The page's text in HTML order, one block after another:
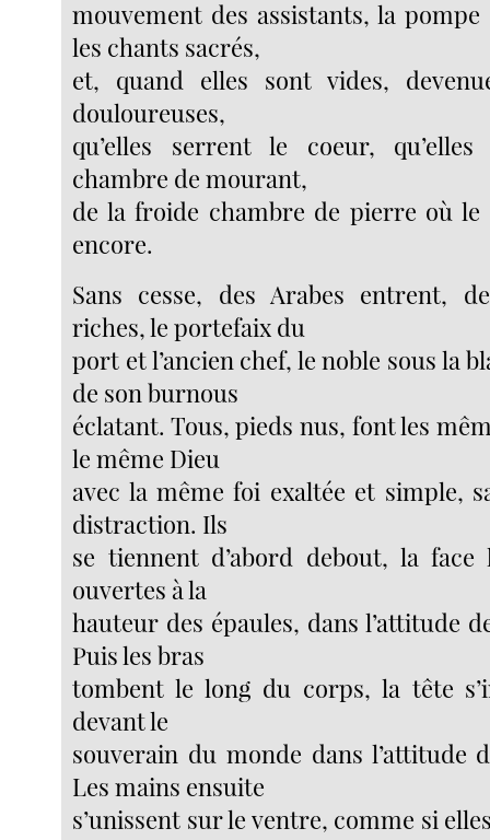
mouvement des assistants, la pompe
les chants sacrés,
et, quand elles sont vides,
douloureuses,
qu’elles serrent le coeur,
chambre de mourant,
de la froide chambre de pierre où le
encore.
Sans cesse, des Arabes entrent,
riches, le portefaix du
port et l’ancien chef, le noble sous la
de son burnous
éclatant. Tous, pieds nus, font les
le même Dieu
avec la même foi exaltée et simple,
distraction. Ils
se tiennent d’abord debout, la face
ouvertes à la
hauteur des épaules, dans l’attitude
Puis les bras
tombent le long du corps, la tête
devant le
souverain du monde dans l’attitude
Les mains ensuite
s’unissent sur le ventre, comme si